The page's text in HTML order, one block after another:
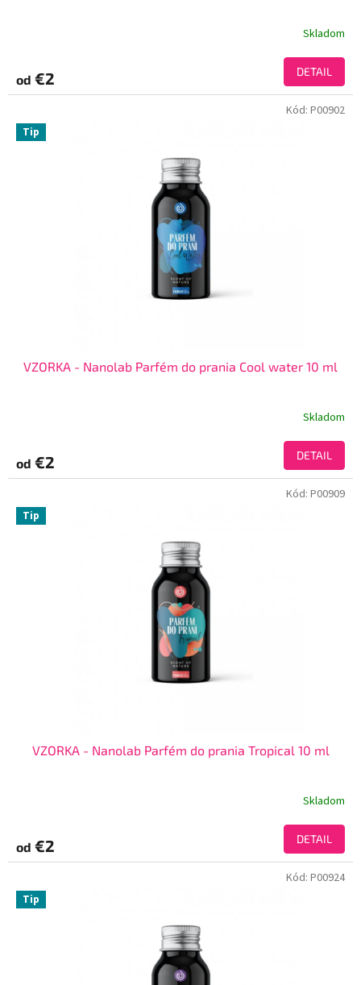
Skladom
od €2 DETAIL
Tip
VZORKA - Nanolab Parfém do prania Cool water 10 ml
Skladom
od €2 DETAIL
Kód: P00902
Tip
VZORKA - Nanolab Parfém do prania Tropical 10 ml
Skladom
od €2 DETAIL
Kód: P00909
Tip
Kód: P00924